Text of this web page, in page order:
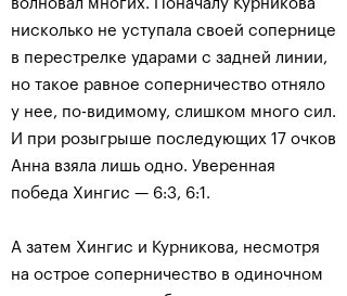
волновал многих. Поначалу Курникова
нисколько не уступала своей сопернице
в перестрелке ударами с задней линии,
но такое равное соперничество отняло
у нее, по-видимому, слишком много сил.
И при розыгрыше последующих 17 очков
Анна взяла лишь одно. Уверенная
победа Хингис — 6:3, 6:1.
А затем Хингис и Курникова, несмотря
на острое соперничество в одиночном